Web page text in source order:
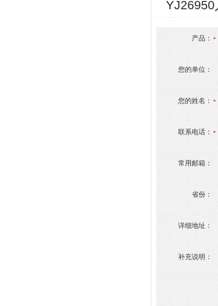
YJ26950
产品：
您的单位：
您的姓名：
联系电话：
常用邮箱：
省份：
详细地址：
补充说明：